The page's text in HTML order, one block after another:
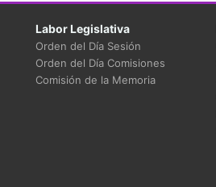
Labor Legislativa
Orden del Día Sesión
Orden del Día Comisiones
Comisión de la Memoria